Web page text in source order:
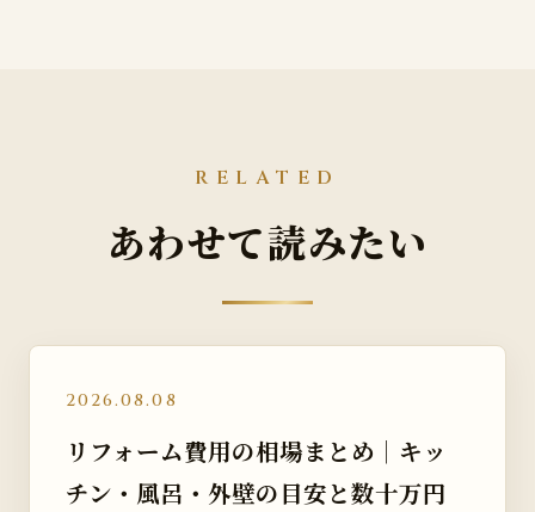
RELATED
あわせて読みたい
2026.08.08
リフォーム費用の相場まとめ｜キッ
チン・風呂・外壁の目安と数十万円